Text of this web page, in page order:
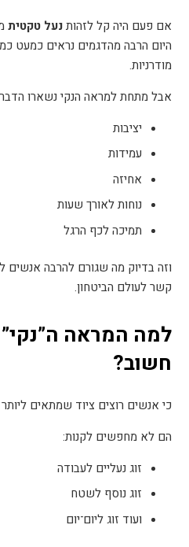
אם פעם היה קל לזהותנעל טקטית
היום הרבה מהדגמים נראים כמעט
מודרניות.
אבל מתחת למראה הנקי נשארו
יציבות
עמידות
אחיזה
נוחות לאורך שעות
תמיכה לכף הרגל
וזה בדיוק מה שגורם להרבה אנשים
קשר לעולם הביטחון.
למה המראה
חשוב?
כי אנשים רוצים ציוד שמתאים
הם לא מחפשים לקנות:
זוג נעליים לעבודה
זוג נוסף לשטח
ועוד זוג ליום־יום